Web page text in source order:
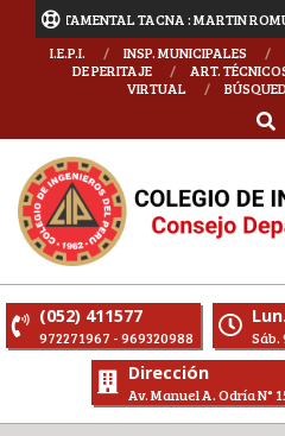
TACNA : MARTIN ROMULO
I.E.P.I.
INSP. MUNICIPALES
DE PERITAJE
ART.
VIRTUAL
(052) 411577
972271967 - 969320988 Sáb.
Dirección
Av. Manuel A. Odría N°